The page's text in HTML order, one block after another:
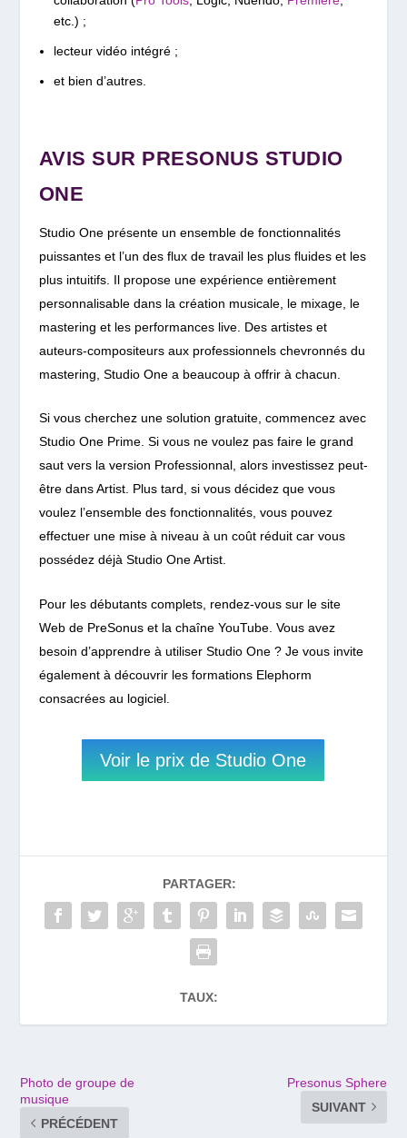
etc.) ;
lecteur vidéo intégré ;
et bien d’autres.
AVIS SUR PRESONUS STUDIO
ONE
Studio One présente un ensemble de fonctionnalités
puissantes et l’un des flux de travail les plus fluides et les
plus intuitifs. Il propose une expérience entièrement
personnalisable dans la création musicale, le mixage, le
mastering et les performances live. Des artistes et
auteurs-compositeurs aux professionnels chevronnés du
mastering, Studio One a beaucoup à offrir à chacun.
Si vous cherchez une solution gratuite, commencez avec
Studio One Prime. Si vous ne voulez pas faire le grand
saut vers la version Professionnal, alors investissez peut-
être dans Artist. Plus tard, si vous décidez que vous
voulez l’ensemble des fonctionnalités, vous pouvez
effectuer une mise à niveau à un coût réduit car vous
possédez déjà Studio One Artist.
Pour les débutants complets, rendez-vous sur le site
Web de PreSonus et la chaîne YouTube. Vous avez
besoin d’apprendre à utiliser Studio One ? Je vous invite
également à découvrir les formations Elephorm
consacrées au logiciel.
Voir le prix de Studio One
PARTAGER:
TAUX:
Photo de groupe de
musique
PRÉCÉDENT
Presonus Sphere
SUIVANT